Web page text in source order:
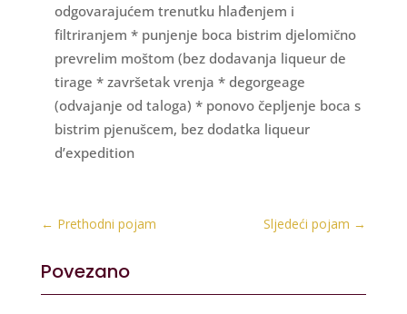
odgovarajućem trenutku hlađenjem i
filtriranjem * punjenje boca bistrim djelomično
prevrelim moštom (bez dodavanja liqueur de
tirage * završetak vrenja * degorgeage
(odvajanje od taloga) * ponovo čepljenje boca s
bistrim pjenušcem, bez dodatka liqueur
d’expedition
← Prethodni pojam Sljedeći pojam →
Povezano